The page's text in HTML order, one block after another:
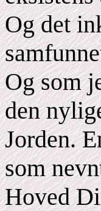
Og det
Og som
den
Jorden.
som
Hoved